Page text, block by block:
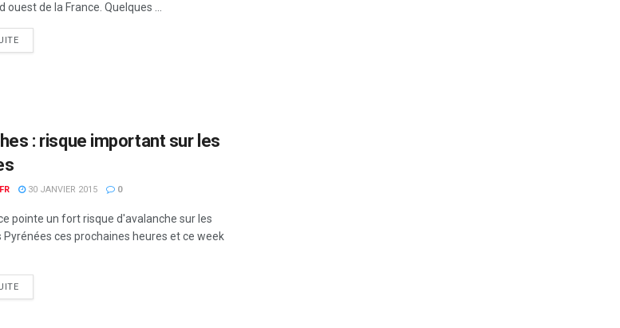
ouest de la France. Quelques ...
DETAILS
: risque important sur les
30 JANVIER 2015 0
pointe un fort risque d'avalanche sur les
ces prochaines heures et ce week
DETAILS